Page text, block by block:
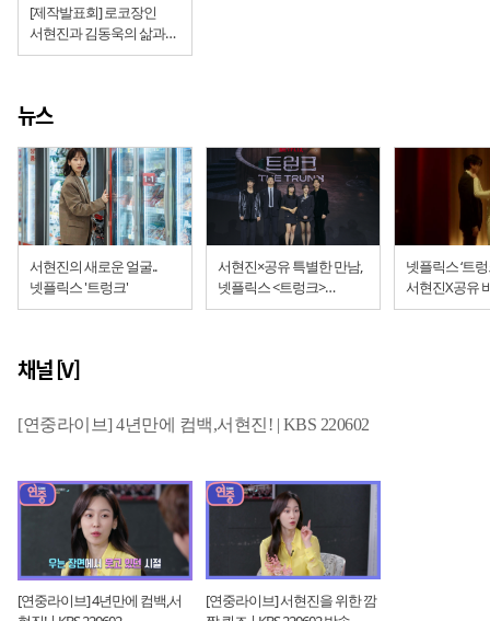
[제작발표회] 로코장인
서현진과 김동욱의 삶과
사랑 '너는 나의 봄'
뉴스
서현진의 새로운 얼굴..
넷플릭스 '트렁크'
서현진×공유 특별한 만남,
넷플릭스 <트렁크>
제작발표회... "기간제
넷플릭스 ‘트렁
서현진X공유
결혼, 의문의
채널 [V]
[연중라이브] 4년만에 컴백,서현진! | KBS 220602
[연중라이브] 4년만에 컴백,서
[연중라이브] 서현진을 위한 깜